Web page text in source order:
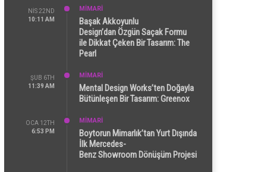
NIS 22ND
10:11 AM
MİMARİ
Başak Akkoyunlu
Design’dan Özgün Saçak Formu
ile Dikkat Çeken Bir Tasarım: The
Pearl
ŞUB 6TH
11:39 AM
MİMARİ
Mental Design Works’ten Doğayla
Bütünleşen Bir Tasarım: Greenox
OCA 12TH
6:53 PM
MİMARİ
Boytorun Mimarlık’tan Yurt Dışında
İlk Mercedes-
Benz Showroom Dönüşüm Projesi